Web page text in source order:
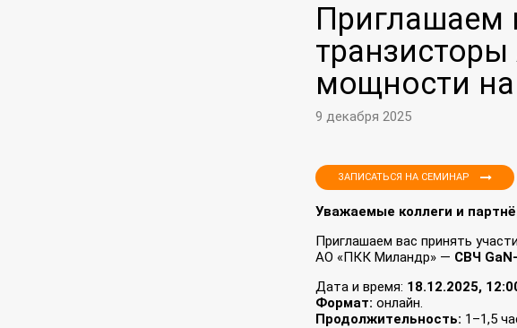
Приглашаем
мощности на
9 декабря 2025
ЗАПИСАТЬСЯ НА СЕМИНАР
Уважаемые коллеги и
Приглашаем вас принять
АО «ПКК Миландр» — СВЧ
Дата и время: 18.12.2025,
Формат: онлайн.
Продолжительность: 1–1,5